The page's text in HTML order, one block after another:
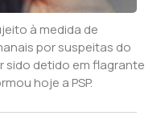
à medida de
por suspeitas do
sido detido em flagrante
hoje a PSP.